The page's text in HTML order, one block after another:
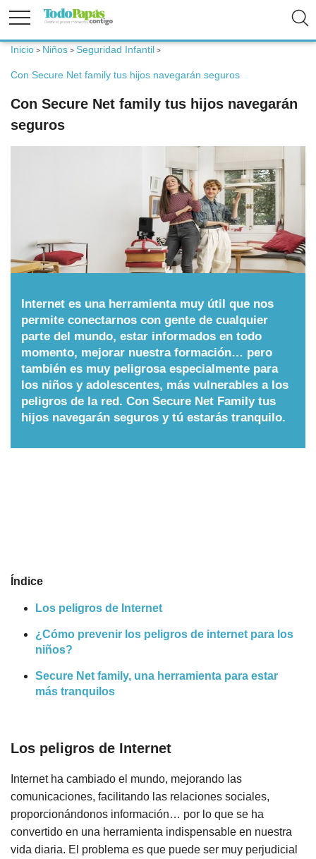
Embarazo
Padres
Nombres
Cuentos
Inicio > Niños > Seguridad Infantil >
Con Secure Net family tus hijos navegarán seguros
Con Secure Net family tus hijos navegarán
seguros
Internet es una herramienta muy útil que nos
permite conectarnos con gente de cualquier
parte del mundo, estar informados en todo
momento, mejorar nuestra formación… pero
también es muy peligrosa especialmente para
los niños y adolescentes, más vulnerables a los
peligros de la red. Con Secure Net Family tus
hijos navegarán seguros y tú estarás tranquilo.
Índice
Los peligros de Internet
¿Cómo prevenir los peligros de internet para los
niños?
Secure Net family, una herramienta para estar
más tranquilos
Los peligros de Internet
Internet ha cambiado el mundo, mejorando las
comunicaciones, facilitando las relaciones sociales,
proporcionándonos información… por lo que se ha
convertido en una herramienta indispensable en nuestra
vida diaria. El problema es que puede ser muy perjudicial